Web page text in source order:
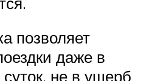
позволяет
даже в
не в ущерб